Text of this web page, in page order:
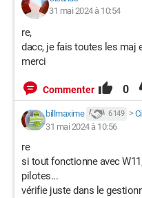
31 mai 2024 à 10:54
re,
dacc, je fais toutes les maj
merci
Commenter 0
billmaxime 6 149 >
31 mai 2024 à 10:56
re
si tout fonctionne avec
pilotes...
vérifie juste dans le